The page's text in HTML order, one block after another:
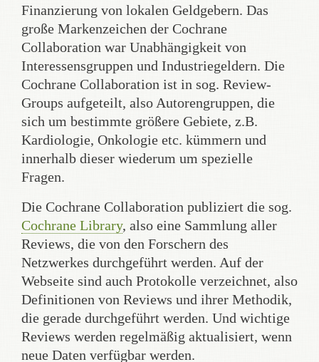
Finanzierung von lokalen Geldgebern. Das
große Markenzeichen der Cochrane
Collaboration war Unabhängigkeit von
Interessensgruppen und Industriegeldern. Die
Cochrane Collaboration ist in sog. Review-
Groups aufgeteilt, also Autorengruppen, die
sich um bestimmte größere Gebiete, z.B.
Kardiologie, Onkologie etc. kümmern und
innerhalb dieser wiederum um spezielle
Fragen.
Die Cochrane Collaboration publiziert die sog.
Cochrane Library, also eine Sammlung aller
Reviews, die von den Forschern des
Netzwerkes durchgeführt werden. Auf der
Webseite sind auch Protokolle verzeichnet, also
Definitionen von Reviews und ihrer Methodik,
die gerade durchgeführt werden. Und wichtige
Reviews werden regelmäßig aktualisiert, wenn
neue Daten verfügbar werden.